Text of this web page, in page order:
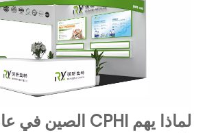
لماذا يهم CPHI الصين في عام 2026